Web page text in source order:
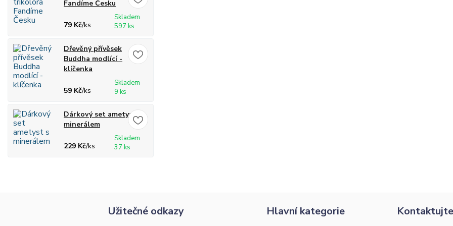
Fandíme Česku
79 Kč/ks
Skladem
597 ks
Dřevěný přívěsek
Buddha modlící -
klíčenka
59 Kč/ks
Skladem
9 ks
Dárkový set ametyst s
minerálem
229 Kč/ks
Skladem
37 ks
Užitečné odkazy Hlavní kategorie